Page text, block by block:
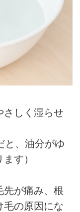
さしく湿らせ
と、油分がゆ
す）
先が痛み、根
毛の原因にな